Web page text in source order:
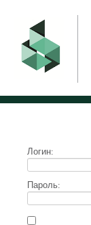
Логин:
Пароль: